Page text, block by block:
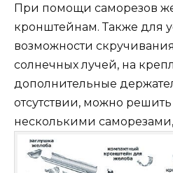
При помощи саморезов
кронштейнам. Также для
возможности
солнечных лучей, на
дополнительные
отсутствии, можно
несколькими